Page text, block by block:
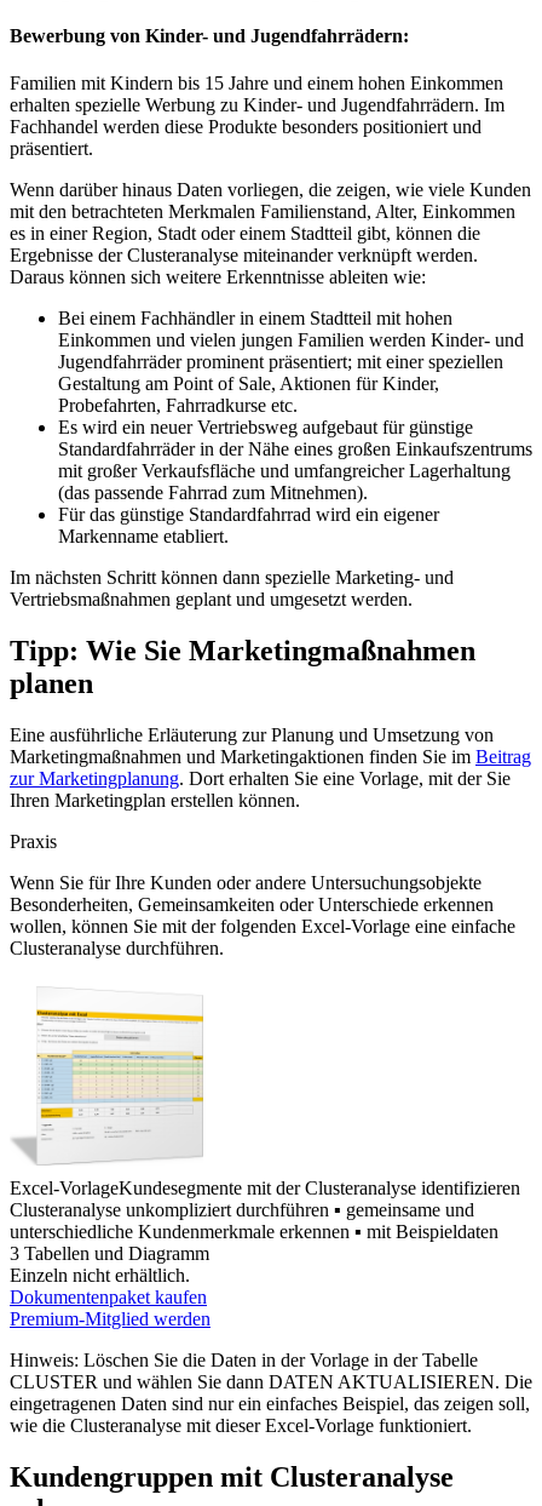
Bewerbung von Kinder- und Jugendfahrrädern:
Familien mit Kindern bis 15 Jahre und einem hohen Einkommen
erhalten spezielle Werbung zu Kinder- und Jugendfahrrädern. Im
Fachhandel werden diese Produkte besonders positioniert und
präsentiert.
Wenn darüber hinaus Daten vorliegen, die zeigen, wie viele Kunden
mit den betrachteten Merkmalen Familienstand, Alter, Einkommen
es in einer Region, Stadt oder einem Stadtteil gibt, können die
Ergebnisse der Clusteranalyse miteinander verknüpft werden.
Daraus können sich weitere Erkenntnisse ableiten wie:
Bei einem Fachhändler in einem Stadtteil mit hohen
Einkommen und vielen jungen Familien werden Kinder- und
Jugendfahrräder prominent präsentiert; mit einer speziellen
Gestaltung am Point of Sale, Aktionen für Kinder,
Probefahrten, Fahrradkurse etc.
Es wird ein neuer Vertriebsweg aufgebaut für günstige
Standardfahrräder in der Nähe eines großen Einkaufszentrums
mit großer Verkaufsfläche und umfangreicher Lagerhaltung
(das passende Fahrrad zum Mitnehmen).
Für das günstige Standardfahrrad wird ein eigener
Markenname etabliert.
Im nächsten Schritt können dann spezielle Marketing- und
Vertriebsmaßnahmen geplant und umgesetzt werden.
Tipp: Wie Sie Marketingmaßnahmen
planen
Eine ausführliche Erläuterung zur Planung und Umsetzung von
Marketingmaßnahmen und Marketingaktionen finden Sie im Beitrag
zur Marketingplanung. Dort erhalten Sie eine Vorlage, mit der Sie
Ihren Marketingplan erstellen können.
Praxis
Wenn Sie für Ihre Kunden oder andere Untersuchungsobjekte
Besonderheiten, Gemeinsamkeiten oder Unterschiede erkennen
wollen, können Sie mit der folgenden Excel-Vorlage eine einfache
Clusteranalyse durchführen.
Excel-VorlageKundesegmente mit der Clusteranalyse identifizieren
Clusteranalyse unkompliziert durchführen ▪ gemeinsame und
unterschiedliche Kundenmerkmale erkennen ▪ mit Beispieldaten
3 Tabellen und Diagramm
Einzeln nicht erhältlich.
Dokumentenpaket kaufen
Premium-Mitglied werden
Hinweis: Löschen Sie die Daten in der Vorlage in der Tabelle
CLUSTER und wählen Sie dann DATEN AKTUALISIEREN. Die
eingetragenen Daten sind nur ein einfaches Beispiel, das zeigen soll,
wie die Clusteranalyse mit dieser Excel-Vorlage funktioniert.
Kundengruppen mit Clusteranalyse